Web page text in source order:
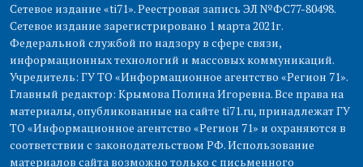
Сетевое издание «ti71». Реестровая запись ЭЛ №ФС77-80498.
Сетевое издание зарегистрировано 1 марта 2021г.
Федеральной службой по надзору в сфере связи,
информационных технологий и массовых коммуникаций.
Учредитель: ГУ ТО «Информационное агентство «Регион 71».
Главный редактор: Крымова Полина Игоревна. Все права на
материалы, опубликованные на сайте ti71.ru, принадлежат ГУ
ТО «Информационное агентство «Регион 71» и охраняются в
соответствии с законодательством РФ. Использование
материалов сайта возможно только с письменного